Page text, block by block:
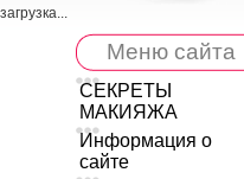
загрузка...
Меню сайта
СЕКРЕТЫ
МАКИЯЖА
Информация о
сайте